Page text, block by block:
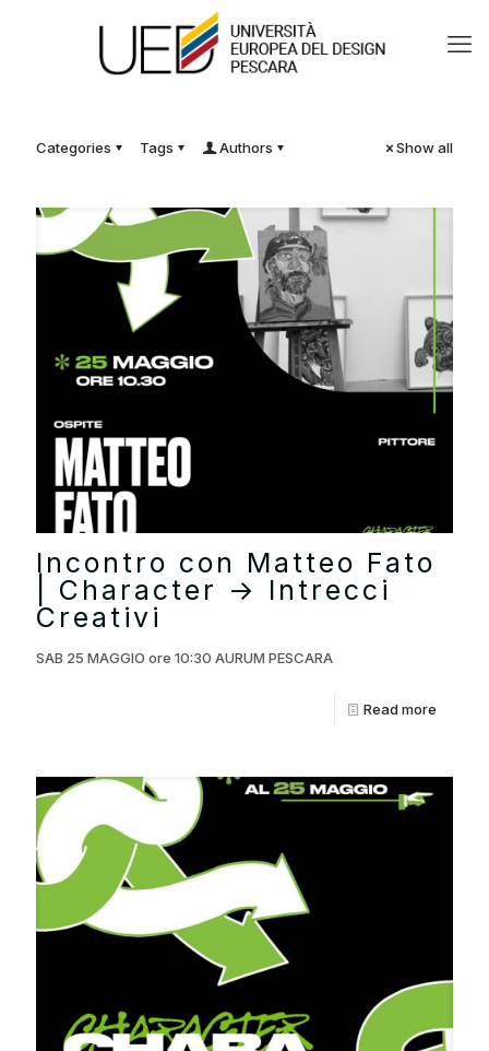
Categories Tags Authors Show all
Incontro con Matteo Fato
| Character → Intrecci
Creativi
SAB 25 MAGGIO ore 10:30 AURUM PESCARA
Read more